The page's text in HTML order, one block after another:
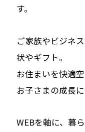
す。
ご家族やビジネ
状やギフト。
お住まいを快適
お子さまの成長
WEBを軸に、暮